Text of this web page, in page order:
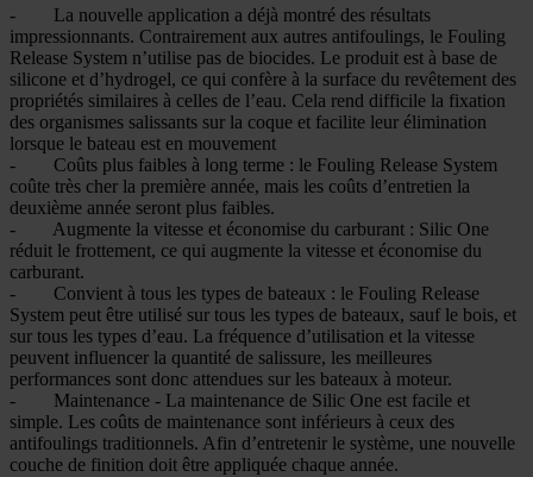
- La nouvelle application a déjà montré des résultats
impressionnants. Contrairement aux autres antifoulings, le Fouling
Release System n’utilise pas de biocides. Le produit est à base de
silicone et d’hydrogel, ce qui confère à la surface du revêtement des
propriétés similaires à celles de l’eau. Cela rend difficile la fixation
des organismes salissants sur la coque et facilite leur élimination
lorsque le bateau est en mouvement
- Coûts plus faibles à long terme : le Fouling Release System
coûte très cher la première année, mais les coûts d’entretien la
deuxième année seront plus faibles.
- Augmente la vitesse et économise du carburant : Silic One
réduit le frottement, ce qui augmente la vitesse et économise du
carburant.
- Convient à tous les types de bateaux : le Fouling Release
System peut être utilisé sur tous les types de bateaux, sauf le bois, et
sur tous les types d’eau. La fréquence d’utilisation et la vitesse
peuvent influencer la quantité de salissure, les meilleures
performances sont donc attendues sur les bateaux à moteur.
- Maintenance - La maintenance de Silic One est facile et
simple. Les coûts de maintenance sont inférieurs à ceux des
antifoulings traditionnels. Afin d’entretenir le système, une nouvelle
couche de finition doit être appliquée chaque année.